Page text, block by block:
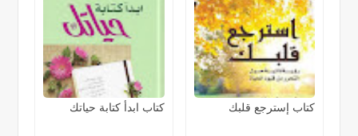
كتاب إسترجع قلبك كتاب ابدأ كتابة حياتك